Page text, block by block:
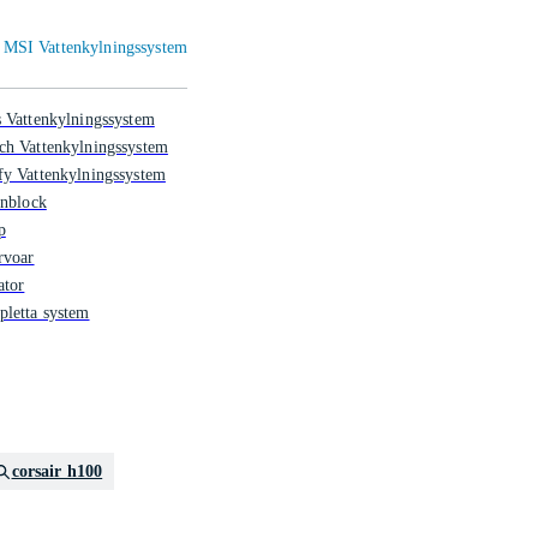
Vattenkylningssystem
Vattenkylningssystem
Vattenkylningssystem
Vattenkylningssystem
system
corsair h100